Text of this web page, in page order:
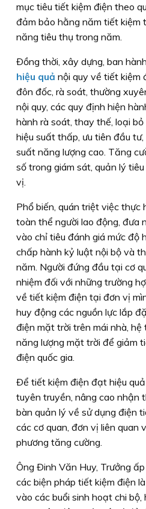
mục tiêu tiết kiệm điện theo
đảm bảo hằng năm tiết kiệm
năng tiêu thụ trong năm.
Ðồng thời, xây dựng, ban
hiệu quả nội quy về tiết kiệm
đôn đốc, rà soát, thường
nội quy, các quy định hiện
hành rà soát, thay thế, loại
hiệu suất thấp, ưu tiên đầu
suất năng lượng cao. Tăng
số trong giám sát, quản lý
vị.
Phổ biến, quán triệt việc thực
toàn thể người lao động, đưa
vào chỉ tiêu đánh giá mức độ
chấp hành kỷ luật nội bộ và
năm. Người đứng đầu tại cơ
nhiệm đối với những trường
về tiết kiệm điện tại đơn vị
huy động các nguồn lực lắp
điện mặt trời trên mái nhà,
năng lượng mặt trời để giảm
điện quốc gia.
Ðể tiết kiệm điện đạt hiệu
tuyên truyền, nâng cao nhận
bàn quản lý về sử dụng điện
các cơ quan, đơn vị liên quan
phương tăng cường.
Ông Ðinh Văn Huy, Trưởng
các biện pháp tiết kiệm điện
vào các buổi sinh hoạt chi